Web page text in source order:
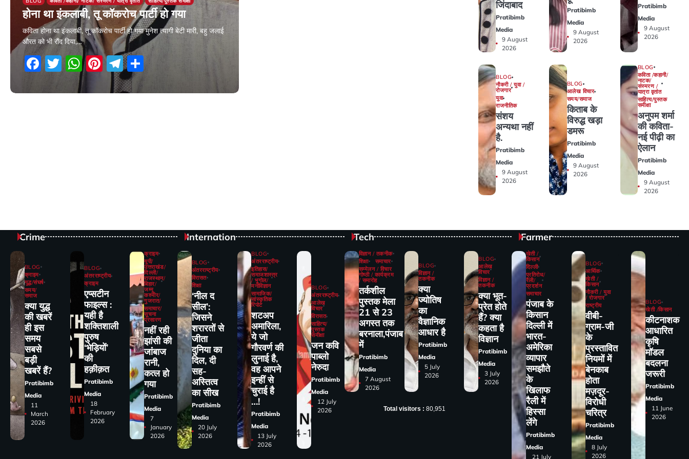
होना था इंकलाबी, तू कॉकरोच पार्टी हो गया
कविता होना था इंकलाबी, तू कॉकरोच पार्टी हो गया मुनेश त्यागी बेटी मारी, बहु जलाई
औरत को भी रौंद दिया,…
Facebook
Twitter
WhatsApp
Pinterest
Telegram
Share
8 June 2026
जिंदाबाद
Pratibimb
Media
9 August
2026
Pratibimb
Media
9 August
2026
Pratibimb
Media
9 August
2026
BLOG
नौकरी / युवा /
रोजगार
युवा
राजनीतिक
संशय
अन्यथा नहीं
है.
Pratibimb
Media
9 August
2026
BLOG
आलेख विचार
समय/समाज
किताब के
विरुद्ध खड़ा
डमरू
Pratibimb
Media
9 August
2026
BLOG
कविता /कहानी/
नाटक/
संस्मरण /
यात्रा वृतांत
साहित्य/पुस्तक
समीक्षा
अनुपम शर्मा
की कविता-
नई पीढ़ी का
ऐलान
Pratibimb
Media
9 August
2026
Crime
BLOG
क्राइम
युद्ध/संघर्ष
समय/
समाज
क्या युद्ध
की खबरें
ही इस
समय
सबसे
बड़ी
खबरें हैं?
Pratibimb
Media
11
March
2026
BLOG
अंतरराष्ट्रीय
क्राइम
एप्सटीन
फाइल्स :
यही है
शक्तिशाली
पुरुष
‘भेड़ियों’
की
हक़ीक़त
Pratibimb
Media
18
February
2026
क्राइम
यूपी/
उत्तराखंड/
दिल्ली/
राजस्थान/
बिहार/
जम्मू
कश्मीर/
गुजरात/
समाचार/
सूचना
प्रसारण
नहीं रही
झांसी की
जांंबाज
रानी,
कत्‍ल हो
गया
Pratibimb
Media
7
January
2026
Internation
BLOG
अंतरराष्ट्रीय
विरासत
शिक्षा
‘नील द
सील’:
जिसने
शरारतों से
जीता
दुनिया का
दिल, दी
सह-
अस्तित्व
का सीख
Pratibimb
Media
20 July
2026
BLOG
अंतरराष्ट्रीय
इतिहास/
समाजशास्त्र
/ भूगोल/
मनोविज्ञान
सामाजिक/
सांस्कृतिक
रिपोर्ट
शटअप
अमारिला,
ये जो
गौरवर्ण की
लुनाई है,
वह आपने
इन्हीं से
चुराई है
…!
Pratibimb
Media
13 July
2026
BLOG
अंतरराष्ट्रीय
आलेख
विचार
विरासत
साहित्य/
पुस्तक
समीक्षा
जन कवि
पाब्लो
नेरुदा
Pratibimb
Media
12 July
2026
Tech
विज्ञान / तकनीक
शिक्षा
समाचार
सम्मेलन / विचार
गोष्ठी / कार्यक्रम
/ समारोह
तर्कशील
पुस्तक मेला
21 से 23
अगस्त तक
बरनाला,पंजाब
में
Pratibimb
Media
7 August
2026
BLOG
विज्ञान /
तकनीक
क्या
ज्योतिष
का
वैज्ञानिक
आधार है
Pratibimb
Media
5 July
2026
BLOG
आलेख
विचार
विज्ञान /
तकनीक
क्या भूत-
प्रेत होते
हैं? क्या
कहता है
विज्ञान
Pratibimb
Media
3 July
2026
Total visitors : 80,951
Farmer
खेती /
किसान
दिल्ली
प्रतिरोध/
रैली/
प्रदर्शन
समाचार
पंजाब के
किसान
दिल्ली में
भारत-
अमेरिका
व्यापार
समझौते
के
खिलाफ
रैली में
हिस्सा
लेंगे
Pratibimb
Media
21 July
BLOG
आर्थिक
खेती /
किसान
नौकरी / युवा
/ रोजगार
राष्ट्रीय
वीबी-
ग्राम-जी
के
प्रस्तावित
नियमों में
बेनकाब
होता
मज़दूर-
विरोधी
चरित्र
Pratibimb
Media
8 July
2026
BLOG
खेती /किसान
कीटनाशक
आधारित
कृषि
मॉडल
बदलना
जरूरी
Pratibimb
Media
11 June
2026